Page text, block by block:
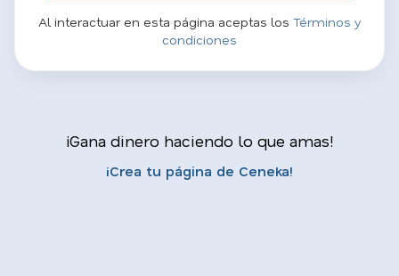
Al interactuar en esta página aceptas los Términos y
condiciones
¡Gana dinero haciendo lo que amas!
¡Crea tu página de Ceneka!